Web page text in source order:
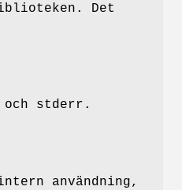
Det
stderr.
användning,